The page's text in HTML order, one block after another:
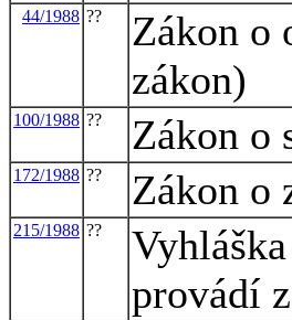
44/1988 ??
Zákon o
zákon)
100/1988 ?? Zákon o
172/1988 ?? Zákon o
215/1988 ??
provádí